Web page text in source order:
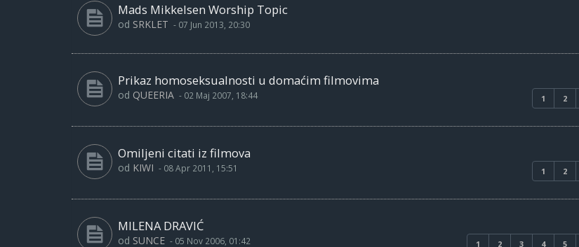
Mads Mikkelsen Worship Topic
od SRKLET - 07 Jun 2013, 20:30
Prikaz homoseksualnosti u domaćim filmovima
1 2
od QUEERIA - 02 Maj 2007, 18:44
Omiljeni citati iz filmova
1 2
od KIWI - 08 Apr 2011, 15:51
MILENA DRAVIĆ
1 2 3 4 5
od SUNCE - 05 Nov 2006, 01:42